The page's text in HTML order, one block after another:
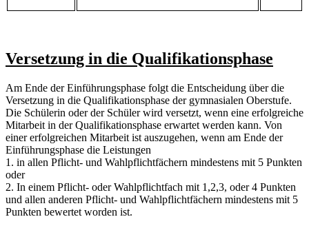
Versetzung in die Qualifikationsphase
Am Ende der Einführungsphase folgt die Entscheidung über die
Versetzung in die Qualifikationsphase der gymnasialen Oberstufe.
Die Schülerin oder der Schüler wird versetzt, wenn eine erfolgreiche
Mitarbeit in der Qualifikationsphase erwartet werden kann. Von
einer erfolgreichen Mitarbeit ist auszugehen, wenn am Ende der
Einführungsphase die Leistungen
1. in allen Pflicht- und Wahlpflichtfächern mindestens mit 5 Punkten
oder
2. In einem Pflicht- oder Wahlpflichtfach mit 1,2,3, oder 4 Punkten
und allen anderen Pflicht- und Wahlpflichtfächern mindestens mit 5
Punkten bewertet worden ist.